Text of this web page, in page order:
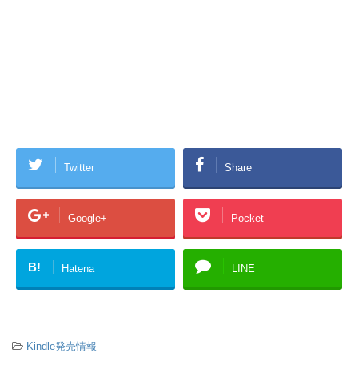
Twitter Share
Google+ Pocket
B! Hatena LINE
-Kindle発売情報